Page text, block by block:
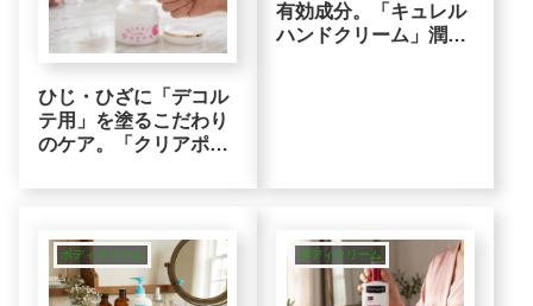
ひじ・ひざに「デコル
テ用」を塗るこだわり
のケア。「クリアポロ
ムギ＆アンズ」でクリ
有効成分。「キュレル
ハンドクリーム」潤い
ボディクリーム ボディクリーム